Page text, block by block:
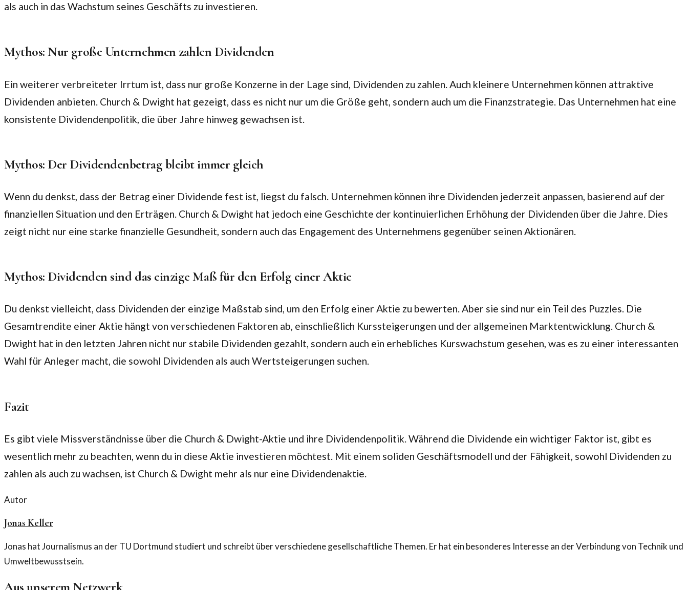
als auch in das Wachstum seines Geschäfts zu investieren.
Mythos: Nur große Unternehmen zahlen Dividenden
Ein weiterer verbreiteter Irrtum ist, dass nur große Konzerne in der Lage sind, Dividenden zu zahlen. Auch kleinere Unternehmen können attraktive
Dividenden anbieten. Church & Dwight hat gezeigt, dass es nicht nur um die Größe geht, sondern auch um die Finanzstrategie. Das Unternehmen hat eine
konsistente Dividendenpolitik, die über Jahre hinweg gewachsen ist.
Mythos: Der Dividendenbetrag bleibt immer gleich
Wenn du denkst, dass der Betrag einer Dividende fest ist, liegst du falsch. Unternehmen können ihre Dividenden jederzeit anpassen, basierend auf der
finanziellen Situation und den Erträgen. Church & Dwight hat jedoch eine Geschichte der kontinuierlichen Erhöhung der Dividenden über die Jahre. Dies
zeigt nicht nur eine starke finanzielle Gesundheit, sondern auch das Engagement des Unternehmens gegenüber seinen Aktionären.
Mythos: Dividenden sind das einzige Maß für den Erfolg einer Aktie
Du denkst vielleicht, dass Dividenden der einzige Maßstab sind, um den Erfolg einer Aktie zu bewerten. Aber sie sind nur ein Teil des Puzzles. Die
Gesamtrendite einer Aktie hängt von verschiedenen Faktoren ab, einschließlich Kurssteigerungen und der allgemeinen Marktentwicklung. Church &
Dwight hat in den letzten Jahren nicht nur stabile Dividenden gezahlt, sondern auch ein erhebliches Kurswachstum gesehen, was es zu einer interessanten
Wahl für Anleger macht, die sowohl Dividenden als auch Wertsteigerungen suchen.
Fazit
Es gibt viele Missverständnisse über die Church & Dwight-Aktie und ihre Dividendenpolitik. Während die Dividende ein wichtiger Faktor ist, gibt es
wesentlich mehr zu beachten, wenn du in diese Aktie investieren möchtest. Mit einem soliden Geschäftsmodell und der Fähigkeit, sowohl Dividenden zu
zahlen als auch zu wachsen, ist Church & Dwight mehr als nur eine Dividendenaktie.
Autor
Jonas Keller
Jonas hat Journalismus an der TU Dortmund studiert und schreibt über verschiedene gesellschaftliche Themen. Er hat ein besonderes Interesse an der Verbindung von Technik und
Umweltbewusstsein.
Aus unserem Netzwerk